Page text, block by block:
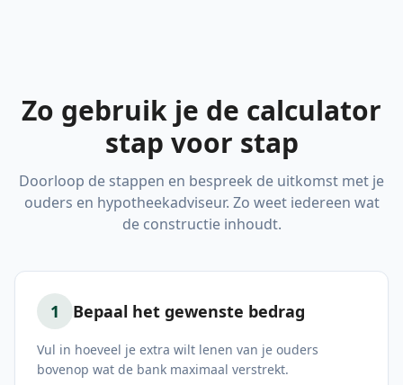
Zo gebruik je de calculator
stap voor stap
Doorloop de stappen en bespreek de uitkomst met je
ouders en hypotheekadviseur. Zo weet iedereen wat
de constructie inhoudt.
1 Bepaal het gewenste bedrag
Vul in hoeveel je extra wilt lenen van je ouders
bovenop wat de bank maximaal verstrekt.